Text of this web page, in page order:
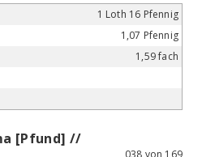
1 Loth 16 Pfennig
1,07 Pfennig
1,59 fach
[Pfund] //
038 von 169